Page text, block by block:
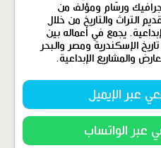
ورسّام ومؤلف من
التراث والتاريخ من خلال
يجمع في أعماله بين
الإسكندرية ومصر والبحر
والمشاريع الإبداعية.
عبر الإيميل
عبر الواتساب